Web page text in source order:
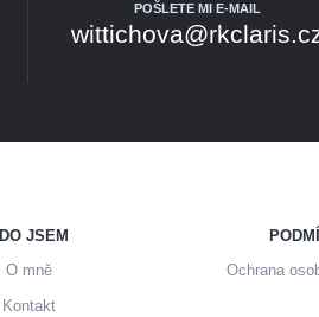
POŠLETE MI E-MAIL
JSEM
O mně
Kontakt
Ochrana